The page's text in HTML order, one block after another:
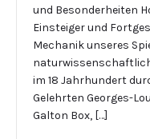
und Besonderheiten
Einsteiger und
Mechanik unseres
im 18 Jahrhundert
Gelehrten Georges-
Galton Box, […]